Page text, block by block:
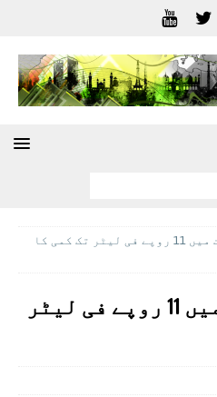
پیٹرول کی قیمت میں 11 روپے فی لیٹر تک کمی کا
پیٹرول کی قیمت میں 11 روپے فی لیٹر